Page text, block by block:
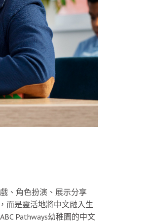
、角色扮演、展示分享
而是靈活地將中文融入生
Pathways幼稚園的中文